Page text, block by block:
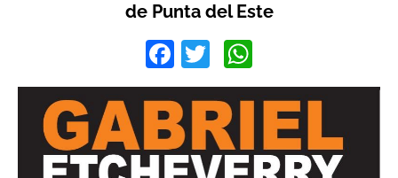
de Punta del Este
Facebook
Twitter